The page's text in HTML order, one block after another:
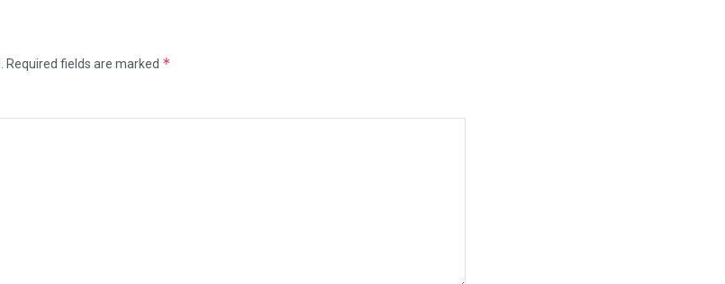
Required fields are marked *